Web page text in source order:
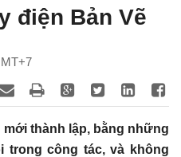
điện Bản Vẽ
thành lập, bằng những
trong công tác, và không